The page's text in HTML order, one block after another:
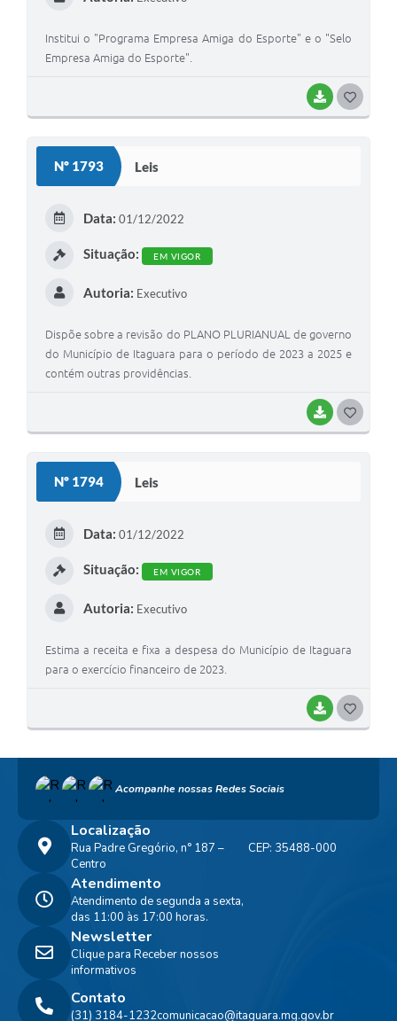
BAIXAR
Institui o "Programa Empresa Amiga do Esporte" e o "Selo
Empresa Amiga do Esporte".
Nº 1793 Leis
BAIXAR
Data: 01/12/2022
Situação: EM VIGOR
Autoria: Executivo
Dispõe sobre a revisão do PLANO PLURIANUAL de governo
do Município de Itaguara para o período de 2023 a 2025 e
contém outras providências.
Nº 1794 Leis
BAIXAR
Data: 01/12/2022
Situação: EM VIGOR
Autoria: Executivo
Estima a receita e fixa a despesa do Município de Itaguara
para o exercício financeiro de 2023.
Acompanhe nossas Redes Sociais
Localização
Rua Padre Gregório, n° 187 –
Centro
CEP: 35488-000
Contato
(31) 3184-1232comunicacao@itaguara.mg.gov.br
Atendimento
Atendimento de segunda a sexta,
das 11:00 às 17:00 horas.
Newsletter
Clique para Receber nossos
informativos